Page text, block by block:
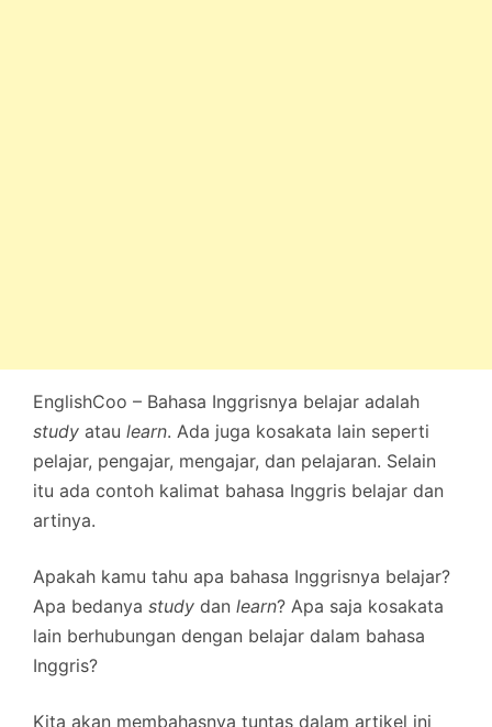
EnglishCoo – Bahasa Inggrisnya belajar adalah
study atau learn. Ada juga kosakata lain seperti
pelajar, pengajar, mengajar, dan pelajaran. Selain
itu ada contoh kalimat bahasa Inggris belajar dan
artinya.
Apakah kamu tahu apa bahasa Inggrisnya belajar?
Apa bedanya study dan learn? Apa saja kosakata
lain berhubungan dengan belajar dalam bahasa
Inggris?
Kita akan membahasnya tuntas dalam artikel ini